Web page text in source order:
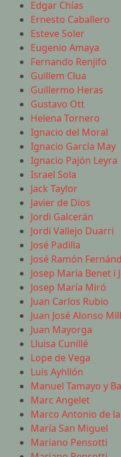
Edgar Chías
Ernesto Caballero
Esteve Soler
Eugenio Amaya
Fernando Renjifo
Guillem Clua
Guillermo Heras
Gustavo Ott
Helena Tornero
Ignacio del Moral
Ignacio García May
Ignacio Pajón Leyra
Israel Sola
Jack Taylor
Javier de Dios
Jordi Galcerán
Jordi Vallejo Duarri
José Padilla
José Ramón
Josep Maria Benet i
Josep María Miró
Juan Carlos Rubio
Juan José Alonso
Juan Mayorga
Lluisa Cunillé
Lope de Vega
Luis Ayhllón
Manuel Tamayo y
Marc Angelet
Marco Antonio de
María San Miguel
Mariano Pensotti